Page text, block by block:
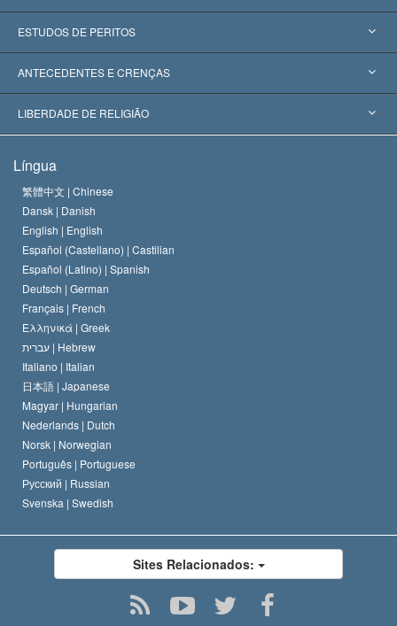
Estados Unidos
Reconhecimentos Mundiais
Decisões Históricas
ESTUDOS DE PERITOS
Apreciações por Categoria
Os Peritos Mais Proeminentes do Mundo
ANTECEDENTES E CRENÇAS
L. Ron Hubbard
O Credo da Igreja de Scientology
O Código de Um Scientologist
David Miscavige
LIBERDADE DE RELIGIÃO
Normas Internacionais de Direitos Humanos
Proclamação sobre Religião
Língua
繁體中文 | Chinese
Dansk | Danish
English | English
Español (Castellano) | Castilian
Español (Latino) | Spanish
Deutsch | German
Français | French
Ελληνικά | Greek
עברית | Hebrew
Italiano | Italian
日本語 | Japanese
Magyar | Hungarian
Nederlands | Dutch
Norsk | Norwegian
Português | Portuguese
Русский | Russian
Svenska | Swedish
Sites Relacionados: